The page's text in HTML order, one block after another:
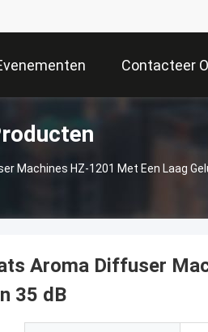
Contacteer
Machines HZ-1201 Met Een Laag
Aroma Diffuser
35 dB